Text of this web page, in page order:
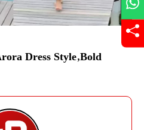
Dress Style,Bold